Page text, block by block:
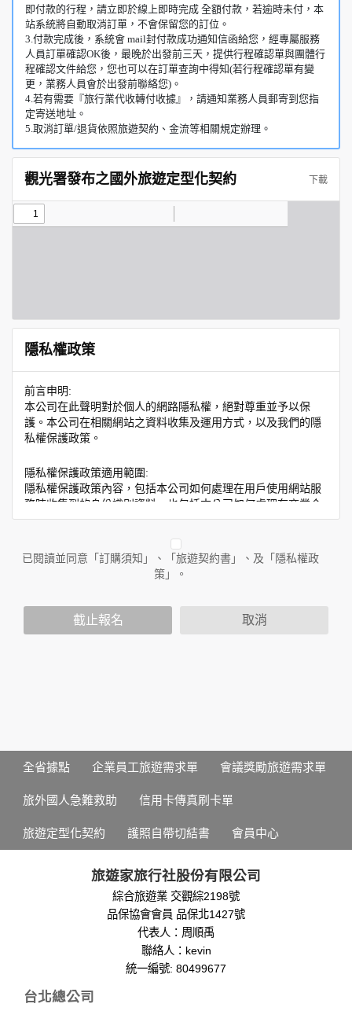
即付款的行程，請立即於線上即時完成 全額付款，若逾時未付，本
站系統將自動取消訂單，不會保留您的訂位。
3.付款完成後，系統會 mail封付款成功通知信函給您，經專屬服務
人員訂單確認OK後，最晚於出發前三天，提供行程確認單與團體行
程確認文件給您，您也可以在訂單查詢中得知(若行程確認單有變
更，業務人員會於出發前聯絡您)。
4.若有需要『旅行業代收轉付收據』，請通知業務人員郵寄到您指
定寄送地址。
5.取消訂單/退貨依照旅遊契約、金流等相關規定辦理。
觀光署發布之國外旅遊定型化契約 下載
隱私權政策
前言申明:
本公司在此聲明對於個人的網路隱私權，絕對尊重並予以保
護。本公司在相關網站之資料收集及運用方式，以及我們的隱
私權保護政策。
隱私權保護政策適用範圍:
隱私權保護政策內容，包括本公司如何處理在用戶使用網站服
務時收集到的身份識別資料，也包括本公司如何處理在商業合
作與本公司合作時分享的任何身份識別資料。隱私權保護政策
人員。例如您透過本公司旗下網站上的廣告廠商連結，這些置
放連結的廠商也可能蒐集您個人的資料。對於您主動提供的個
人資訊，這些廣告廠商或連結網站有其個別的隱私權保護政
您個人在本網站上的聊天室或討論區中任意公開個人資料的行
於一般瀏覽時，伺服器會自行記錄相關行徑，包括您使用連線
設備的 IP 位址、使用時間、使用的瀏覽器、瀏覽及點選資料記
用，決不對外公布。
分析，分析結果之統計數據或說明文字呈現，除供內部研究
外，我們會視需要公佈統計數據及說明文字，但不涉及特定個
除非取得您的同意或其他法令之特別規定，本網站絕不會將您
的個人資料揭露予第三人或使用於蒐集目的以外之其他用途。
在您於本網站註冊帳號、使用本網站相關產品、服務、活動或
贈獎時，本網站會收集您的個人識別資料，本網站也可以從商
業夥伴處取得個人資料。
當客戶在本網站註冊時，我們會取得您的姓名、電話、住址、
當您註冊成功，並登入使用我們的服務後，我們即取得您的資
已閱讀並同意「訂購須知」、「旅遊契約書」、及「隱私權政
策」。
截止報名 取消
全省據點 企業員工旅遊需求單 會議獎勵旅遊需求單
旅外國人急難救助 信用卡傳真刷卡單
旅遊定型化契約 護照自帶切結書 會員中心
旅遊家旅行社股份有限公司
綜合旅遊業 交觀綜2198號
品保協會會員 品保北1427號
代表人：周順禹
聯絡人：kevin
統一編號: 80499677
台北總公司